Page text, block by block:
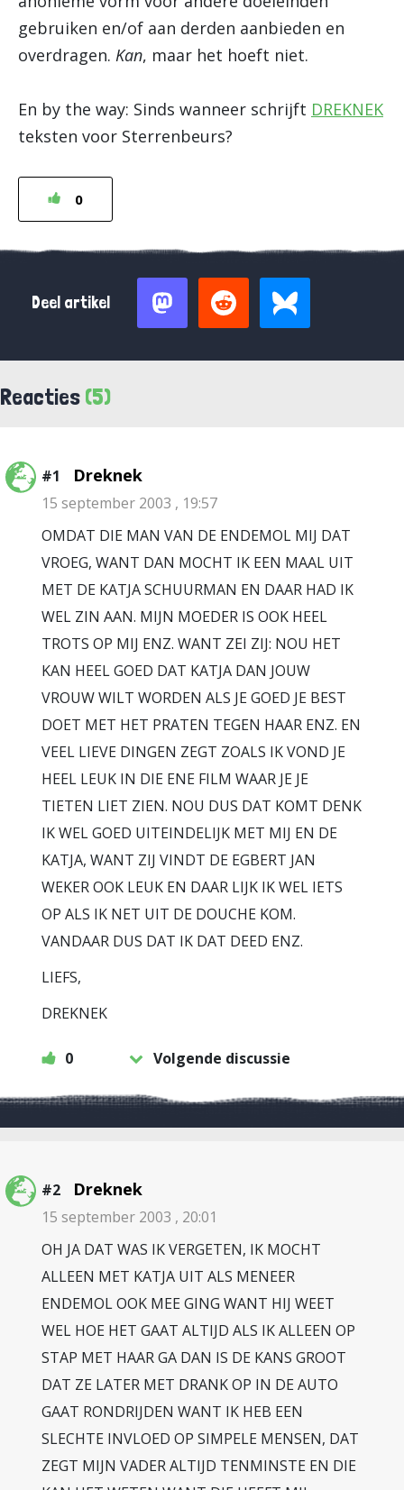
gebruiken en/of aan derden aanbieden en
overdragen. Kan, maar het hoeft niet.
En by the way: Sinds wanneer schrijft DREKNEK
teksten voor Sterrenbeurs?
0
Deel artikel
Reacties (5)
#1 Dreknek
15 september 2003 , 19:57
OMDAT DIE MAN VAN DE ENDEMOL MIJ DAT
VROEG, WANT DAN MOCHT IK EEN MAAL UIT
MET DE KATJA SCHUURMAN EN DAAR HAD IK
WEL ZIN AAN. MIJN MOEDER IS OOK HEEL
TROTS OP MIJ ENZ. WANT ZEI ZIJ: NOU HET
KAN HEEL GOED DAT KATJA DAN JOUW
VROUW WILT WORDEN ALS JE GOED JE BEST
DOET MET HET PRATEN TEGEN HAAR ENZ. EN
VEEL LIEVE DINGEN ZEGT ZOALS IK VOND JE
HEEL LEUK IN DIE ENE FILM WAAR JE JE
TIETEN LIET ZIEN. NOU DUS DAT KOMT DENK
IK WEL GOED UITEINDELIJK MET MIJ EN DE
KATJA, WANT ZIJ VINDT DE EGBERT JAN
WEKER OOK LEUK EN DAAR LIJK IK WEL IETS
OP ALS IK NET UIT DE DOUCHE KOM.
VANDAAR DUS DAT IK DAT DEED ENZ.
LIEFS,
DREKNEK
0 Volgende discussie
#2 Dreknek
15 september 2003 , 20:01
OH JA DAT WAS IK VERGETEN, IK MOCHT
ALLEEN MET KATJA UIT ALS MENEER
ENDEMOL OOK MEE GING WANT HIJ WEET
WEL HOE HET GAAT ALTIJD ALS IK ALLEEN OP
STAP MET HAAR GA DAN IS DE KANS GROOT
DAT ZE LATER MET DRANK OP IN DE AUTO
GAAT RONDRIJDEN WANT IK HEB EEN
SLECHTE INVLOED OP SIMPELE MENSEN, DAT
ZEGT MIJN VADER ALTIJD TENMINSTE EN DIE